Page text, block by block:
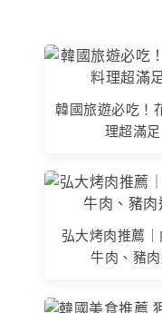
韓國旅遊必吃！
理超滿
弘大烤肉推薦｜
牛肉、豬